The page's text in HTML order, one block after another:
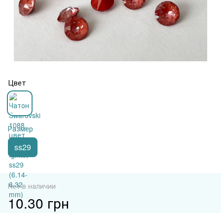
Цвет
Размер
ss29
Нет в наличии
10.30 грн